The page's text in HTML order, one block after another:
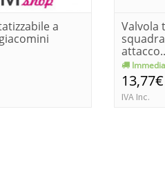
a
Valvola
13,77€
IVA Inc.